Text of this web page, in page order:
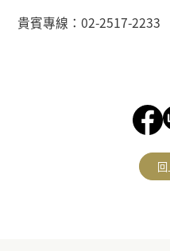
貴賓專線：02-2517-2233